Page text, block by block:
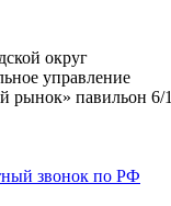
округ
управление
рынок» павильон 6/1
звонок по РФ